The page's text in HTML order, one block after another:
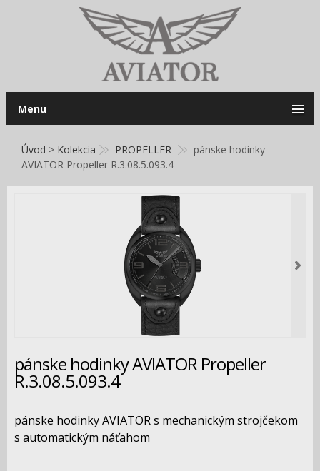
Úvod > Kolekcia PROPELLER
pánske hodinky
AVIATOR Propeller R.3.08.5.093.4
pánske hodinky AVIATOR Propeller
R.3.08.5.093.4
pánske hodinky AVIATOR s mechanickým strojčekom
s automatickým náťahom
Menu